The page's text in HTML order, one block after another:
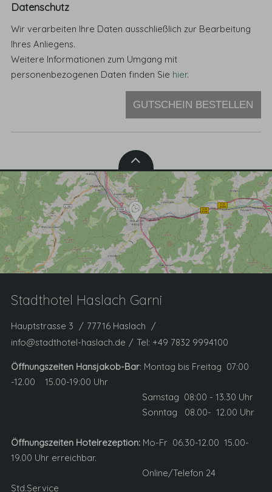
Datenschutz
Wir verarbeiten Ihre Daten ausschließlich zur Bearbeitung
Ihres Anliegens.
Weitere Informationen zum Umgang mit
personenbezogenen Daten finden Sie hier.
GUTSCHEIN BESTELLEN
Stadthotel Haslach Garni
Hauptstrasse 3
77716 Haslach
info@stadthotel-haslach.de
Tel: +49 7832 9994100
Öffnungszeiten Hansjakob-Bar: Montag bis Freitag 07:00
-12.00 15.00-19:00 Uhr
Samstag 08:00 - 13.30 Uhr
Sonntag 08.00- 12.00 Uhr
Öffnungszeiten Hotelrezeption: Mo-Fr 06.30-12.00 15.00-
19.00 Uhr erreichbar.
Online/Telefon 24
Std.Service